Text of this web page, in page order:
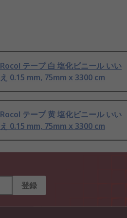
Rocol テープ 白 塩化ビニール いい
え 0.15 mm, 75mm x 3300 cm
Rocol テープ 黄 塩化ビニール いい
え 0.15 mm, 75mm x 3300 cm
登録